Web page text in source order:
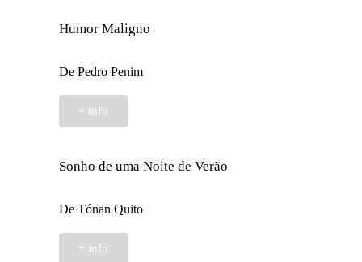
Humor Maligno
De Pedro Penim
+ info
Sonho de uma Noite de Verão
De Tónan Quito
+ info